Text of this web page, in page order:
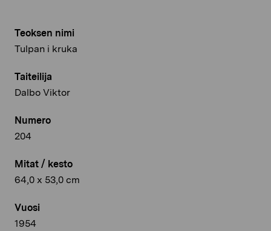
Teoksen nimi
Tulpan i kruka
Taiteilija
Dalbo Viktor
Numero
204
Mitat / kesto
64,0 x 53,0 cm
Vuosi
1954